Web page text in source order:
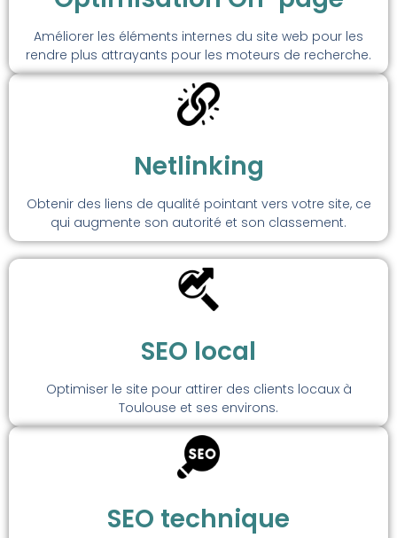
Améliorer les éléments internes du site web pour les
rendre plus attrayants pour les moteurs de recherche.
Netlinking
Obtenir des liens de qualité pointant vers votre site, ce
qui augmente son autorité et son classement.
SEO local
Optimiser le site pour attirer des clients locaux à
Toulouse et ses environs.
SEO technique